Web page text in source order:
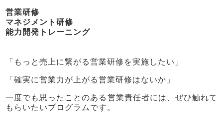
営業研修
マネジメント研修
能力開発トレーニング
「もっと売上に繋がる営業研修を実施したい」
「確実に営業力が上がる営業研修はないか」
一度でも思ったことのある営業責任者には、ぜひ触れて
もらいたいプログラムです。